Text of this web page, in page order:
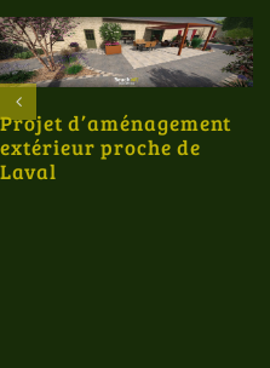
Projet d’aménagement
extérieur proche de
Laval